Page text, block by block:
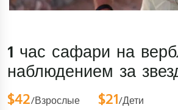
1 час сафари на
наблюдением за
$42/Взрослые $21/Дети